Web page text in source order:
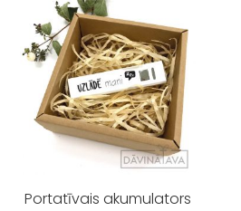
Portatīvais akumulators